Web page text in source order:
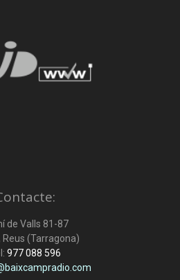
de Valls 81-87
Reus (Tarragona)
977 088 596